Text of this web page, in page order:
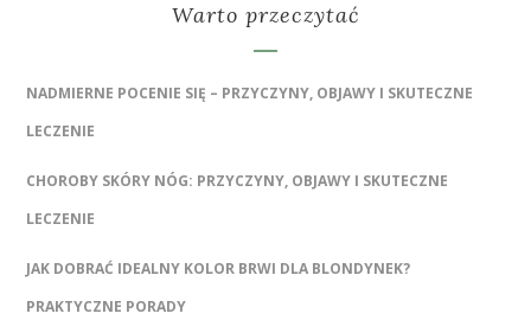
Warto przeczytać
NADMIERNE POCENIE SIĘ – PRZYCZYNY, OBJAWY I SKUTECZNE
LECZENIE
CHOROBY SKÓRY NÓG: PRZYCZYNY, OBJAWY I SKUTECZNE
LECZENIE
JAK DOBRAĆ IDEALNY KOLOR BRWI DLA BLONDYNEK?
PRAKTYCZNE PORADY